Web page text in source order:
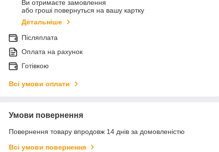
Ви отримаєте замовлення
або гроші повернуться на вашу картку
Детальніше
Післяплата
Оплата на рахунок
Готівкою
Всі умови оплати
Умови повернення
Повернення товару впродовж 14 днів за домовленістю
Всі умови повернення